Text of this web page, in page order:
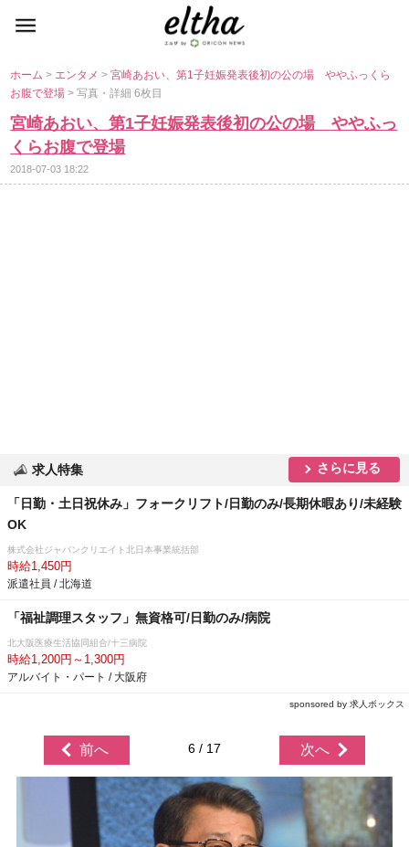
ホーム> エンタメ>宮崎あおい、第1子妊娠発表後初の公の場 ややふっくら
お腹で登場> 写真・詳細 6枚目
宮崎あおい、第1子妊娠発表後初の公の場 ややふっ
くらお腹で登場
2018-07-03 18:22
求人特集 さらに見る
「日勤・土日祝休み」フォークリフト/日勤のみ/長期休暇あり/未経験
OK
株式会社ジャパンクリエイト北日本事業統括部
時給1,450円
派遣社員 / 北海道
「福祉調理スタッフ」無資格可/日勤のみ/病院
北大阪医療生活協同組合/十三病院
時給1,200円～1,300円
アルバイト・パート / 大阪府
sponsored by 求人ボックス
前へ 6 / 17 次へ